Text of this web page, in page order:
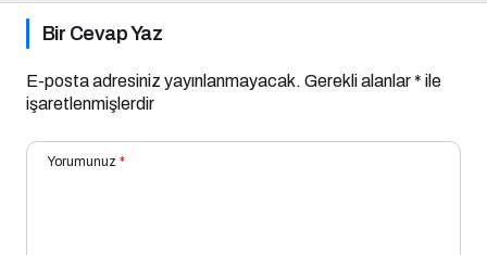
Bir Cevap Yaz
E-posta adresiniz yayınlanmayacak. Gerekli alanlar* ile
işaretlenmişlerdir
Yorumunuz *